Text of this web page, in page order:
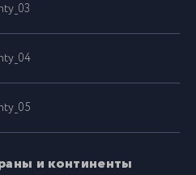
и континенты